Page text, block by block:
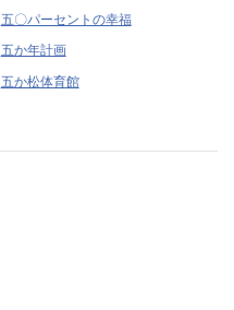
五〇パーセントの幸福
五か年計画
五か松体育館